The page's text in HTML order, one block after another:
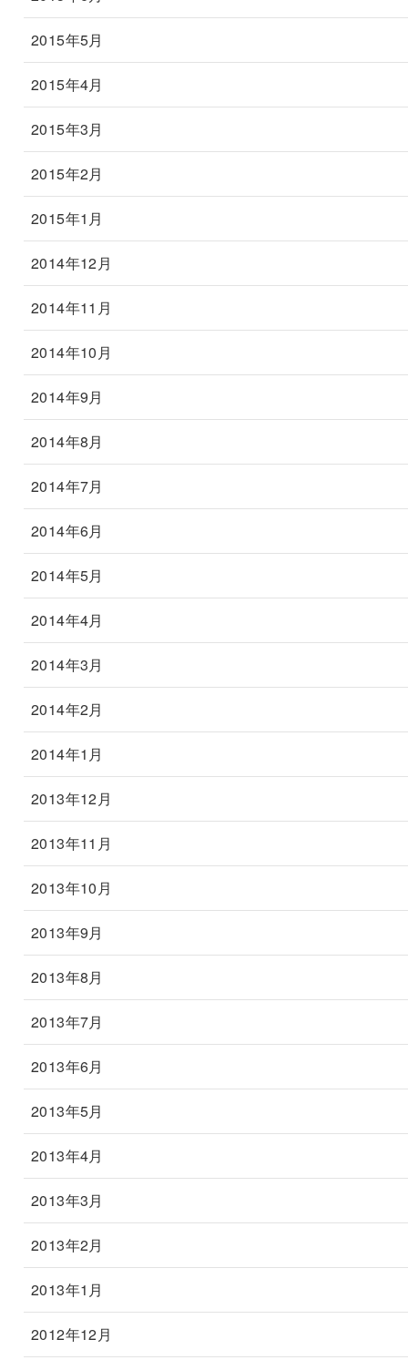
2015年5月
2015年4月
2015年3月
2015年2月
2015年1月
2014年12月
2014年11月
2014年10月
2014年9月
2014年8月
2014年7月
2014年6月
2014年5月
2014年4月
2014年3月
2014年2月
2014年1月
2013年12月
2013年11月
2013年10月
2013年9月
2013年8月
2013年7月
2013年6月
2013年5月
2013年4月
2013年3月
2013年2月
2013年1月
2012年12月